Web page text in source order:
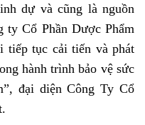
dự và cũng là nguồn
ty Cổ Phần Dược Phẩm
tiếp tục cải tiến và phát
hành trình bảo vệ sức
đại diện Công Ty Cổ